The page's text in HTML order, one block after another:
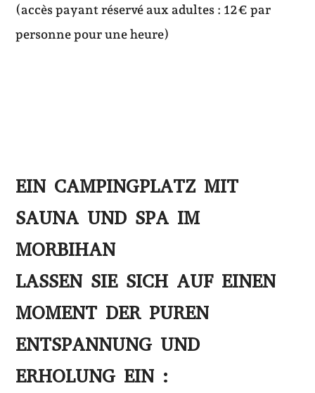
(accès payant réservé aux adultes : 12€ par
personne pour une heure)
EIN CAMPINGPLATZ MIT
SAUNA UND SPA IM
MORBIHAN
LASSEN SIE SICH AUF EINEN
MOMENT DER PUREN
ENTSPANNUNG UND
ERHOLUNG EIN :